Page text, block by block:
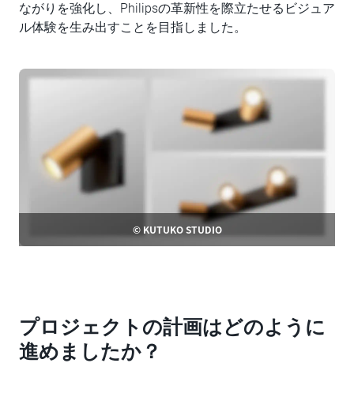
ながりを強化し、Philipsの革新性を際立たせるビジュア
ル体験を生み出すことを目指しました。
© KUTUKO STUDIO
プロジェクトの計画はどのように
進めましたか？